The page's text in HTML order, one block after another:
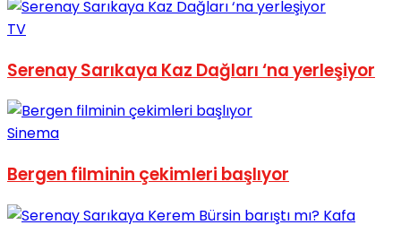
TV
Serenay Sarıkaya Kaz Dağları ‘na yerleşiyor
Sinema
Bergen filminin çekimleri başlıyor